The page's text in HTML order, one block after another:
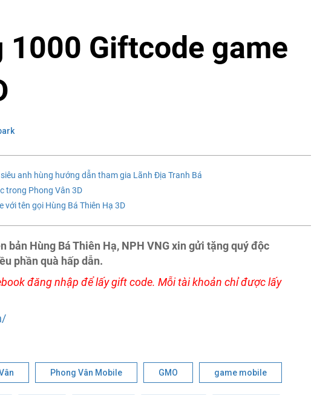
1000 Giftcode game
anh hùng hướng dẫn tham gia Lãnh Địa Tranh Bá
trong Phong Vân 3D
với tên gọi Hùng Bá Thiên Hạ 3D
bản Hùng Bá Thiên Hạ, NPH VNG xin gửi tặng quý độc
phần quà hấp dẫn.
đăng nhập để lấy gift code. Mỗi tài khoản chỉ được lấy
Phong Vân Mobile GMO game mobile